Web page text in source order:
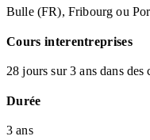
Bulle (FR), Fribourg ou
Cours interentreprises
28 jours sur 3 ans dans
Durée
3 ans